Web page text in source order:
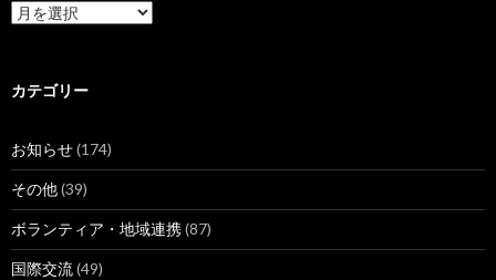
ア
ブ
カテゴリー
お知らせ(174)
その他(39)
ボランティア・地域連携(87)
国際交流(49)